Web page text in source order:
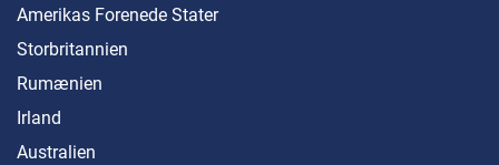
Amerikas Forenede Stater
Storbritannien
Rumænien
Irland
Australien